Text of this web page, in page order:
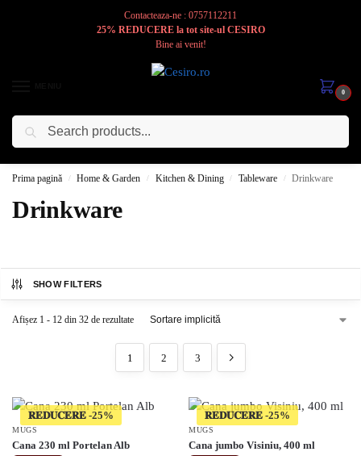
Contacteaza-ne : 0757112211
25% REDUCERE la tot site-ul CESIRO
Bine ai venit!
0
Cesiro
Prima pagină / Home & Garden / Kitchen & Dining / Tableware / Drinkware
Drinkware
SHOW FILTERS
Afișez 1 - 12 din 32 de rezultate
1 2 3
𝐑𝐄𝐃𝐔𝐂𝐄𝐑𝐄
MUGS
Cana 230 ml Portelan Alb
𝐑𝐄𝐃𝐔𝐂𝐄𝐑𝐄
MUGS
Cana jumbo Visiniu, 400 ml